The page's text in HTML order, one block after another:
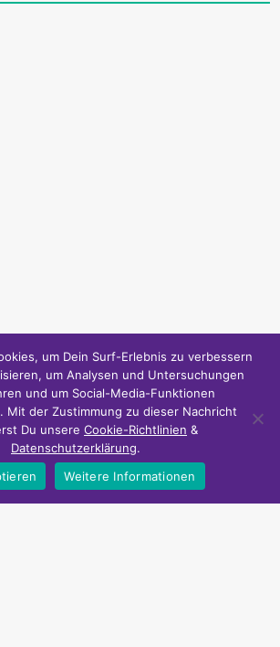
um Dein Surf-Erlebnis zu verbessern
um Analysen und Untersuchungen
und um Social-Media-Funktionen
Mit der Zustimmung zu dieser Nachricht
Du unsere Cookie-Richtlinien &
Datenschutzerklärung.
Weitere Informationen